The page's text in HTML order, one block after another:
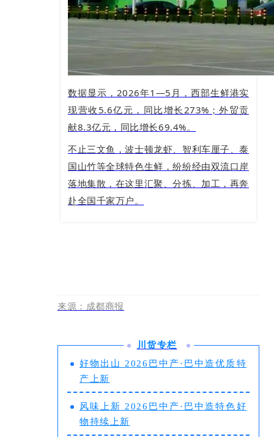
数据显示，2026年1—5月，西部生鲜港实
现营收5.6亿元，同比增长273%；外贸贡
献8.3亿元，同比增长69.4%。
不止三文鱼，波士顿龙虾、智利车厘子、泰
国山竹等全球特色生鲜，纷纷经由双流口岸
落地集散，在这里汇聚、分拣、加工，再奔
赴全国千家万户。
来源：成都商报
川货专栏
好物出山 2026巴中产·巴中造优质特
产上新
风味上新 2026巴中产·巴中造特色好
物持续上新